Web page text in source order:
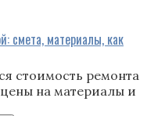
смета, материалы, как
стоимость ремонта
на материалы и